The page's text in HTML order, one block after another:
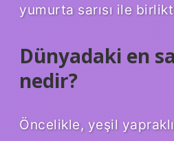
yumurta sarısı ile
Dünyadaki en
nedir?
Öncelikle, yeşil